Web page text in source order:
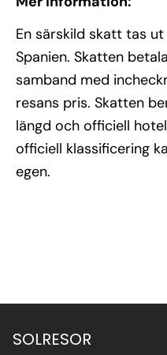
En särskild skatt tas
Spanien. Skatten
samband med
resans pris. Skatten
längd och officiell
officiell klassificering
egen.
SOLRESOR